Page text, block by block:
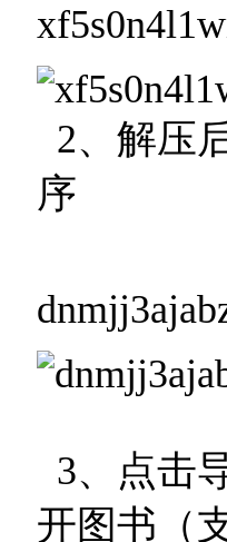
2、解压
序
3、点击
开图书（